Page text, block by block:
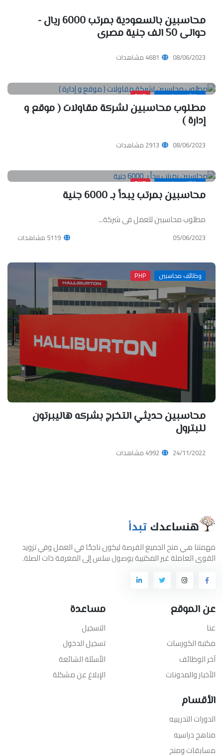
محاسبين بالسعودية بمرتب 6000 ريال -
حوالى 50 الف جنية مصرى
08/06/2023 4681 مشاهدات
وظائف محاسبين PHP
مطلوب محاسبين لشركة مقاولات ( موقع و
إدارة )
08/06/2023 2913 مشاهدات
وظائف محاسبين PHP
محاسبين بمرتب يبدأ بـ 6000 جنية
مطلوب محاسبين للعمل فى شركة...
05/06/2023 5119 مشاهدات
وظائف محاسبين PHP
محاسبين حديثي التخرج بشركه هاليبرتون
للبترول
24/11/2022 4992 مشاهدات
مهمتنا هي منح الجميع الفرصة ليكون ناجحًا في العمل وفي تزويد
القوى العاملة غير المكتبية بوصول سلس إلى المعرفة ذات الصلة.
عن الموقع
عنا
مكتبة الكورسات
آخر الوظائف
الأخبار والمدونات
مساعدة
التسجيل
تسجيل الدخول
الأسئلة الشائعة
الإبلاغ عن مشكلة
الأقسام
الدورات التدريبيه
مناهج دراسيه
مسابقات ومنح